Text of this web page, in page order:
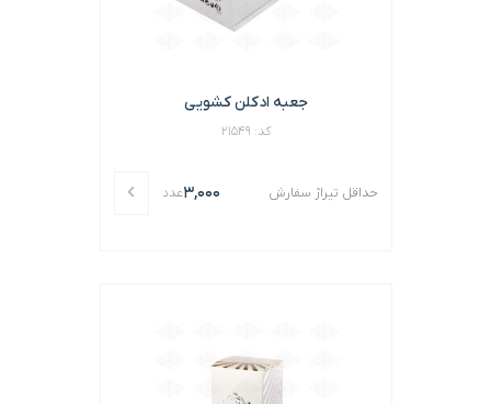
جعبه ادکلن کشویی
کد: 21549
حداقل تیراژ سفارش 3,000عدد